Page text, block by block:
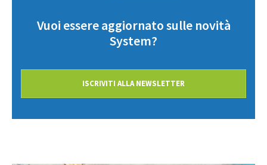
Vuoi essere aggiornato sulle novità
System?
ISCRIVITI ALLA NEWSLETTER